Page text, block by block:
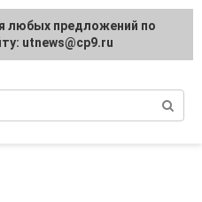
места
любых предложений по
utnews@cp9.ru